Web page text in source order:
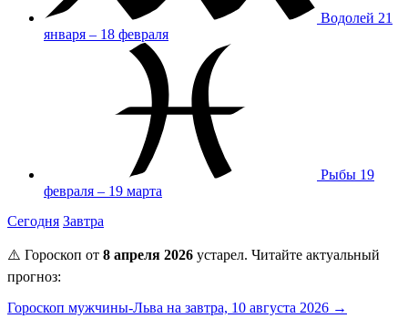
Водолей 21
января – 18 февраля
Рыбы 19
февраля – 19 марта
Сегодня Завтра
⚠️ Гороскоп от 8 апреля 2026 устарел. Читайте актуальный
прогноз:
Гороскоп мужчины-Льва на завтра, 10 августа 2026 →